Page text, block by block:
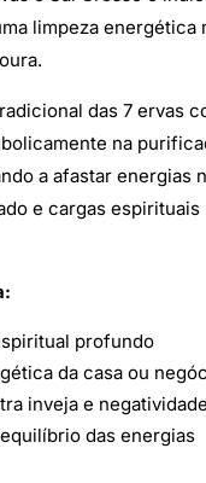
limpeza energética
das 7 ervas
na
a afastar energias
e cargas espirituais
profundo
da casa ou
inveja e negatividade
das energias